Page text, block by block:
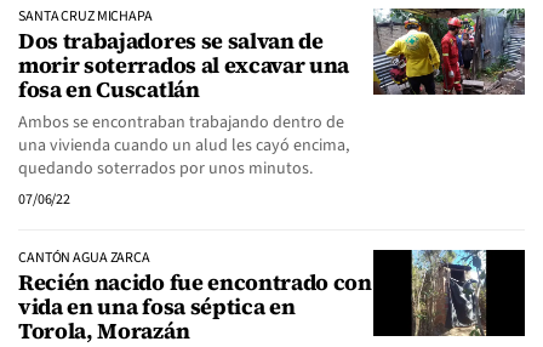
SANTA CRUZ MICHAPA
Dos trabajadores se salvan de
morir soterrados al excavar una
fosa en Cuscatlán
Ambos se encontraban trabajando dentro de
una vivienda cuando un alud les cayó encima,
quedando soterrados por unos minutos.
07/06/22
CANTÓN AGUA ZARCA
Recién nacido fue encontrado con
vida en una fosa séptica en
Torola, Morazán